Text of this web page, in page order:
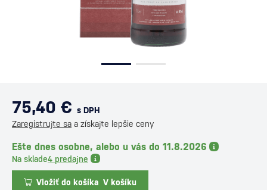
75,40 € s DPH
Zaregistrujte sa a získajte lepšie ceny
Ešte dnes osobne, alebo u vás do 11.8.2026
Na sklade4 predajne
Vložiť do košíka V košíku